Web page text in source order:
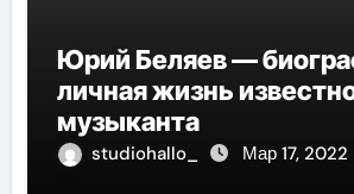
Юрий Беляев —
личная жизнь
музыканта
studiohallo_ Мар 17, 2022